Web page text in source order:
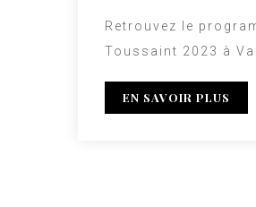
Retrouvez le
Toussaint 2023 à
EN SAVOIR PLUS